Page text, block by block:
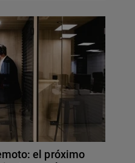
el próximo